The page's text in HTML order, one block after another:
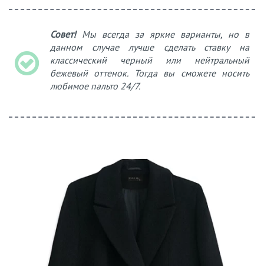
Совет!Мы всегда за яркие варианты, но в
данном случае лучше сделать ставку на
классический черный или нейтральный
бежевый оттенок. Тогда вы сможете носить
любимое пальто 24/7.